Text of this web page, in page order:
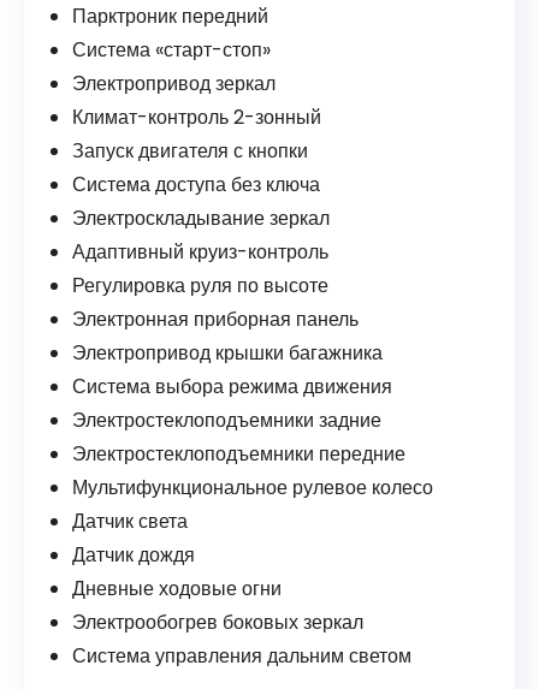
Парктроник передний
Система «старт-стоп»
Электропривод зеркал
Климат-контроль 2-зонный
Запуск двигателя с кнопки
Система доступа без ключа
Электроскладывание зеркал
Адаптивный круиз-контроль
Регулировка руля по высоте
Электронная приборная панель
Электропривод крышки багажника
Система выбора режима движения
Электростеклоподъемники задние
Электростеклоподъемники передние
Мультифункциональное рулевое колесо
Датчик света
Датчик дождя
Дневные ходовые огни
Электрообогрев боковых зеркал
Система управления дальним светом